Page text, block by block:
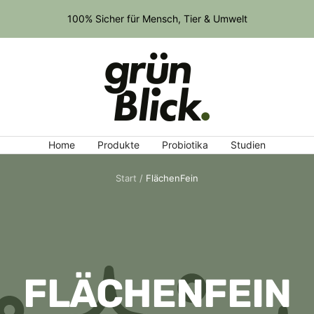
100% Sicher für Mensch, Tier & Umwelt
gruenblick
Home Produkte Probiotika Studien
Start FlächenFein
FLÄCHENFEIN